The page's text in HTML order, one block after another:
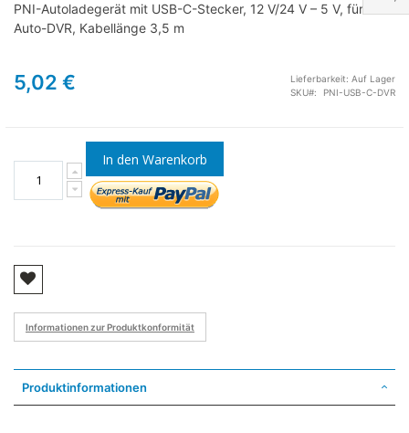
PNI-Autoladegerät mit USB-C-Stecker, 12 V/24 V – 5 V, für
Auto-DVR, Kabellänge 3,5 m
5,02 € Lieferbarkeit: Auf Lager
SKU
PNI-USB-C-DVR
In den Warenkorb
Informationen zur Produktkonformität
Produktinformationen